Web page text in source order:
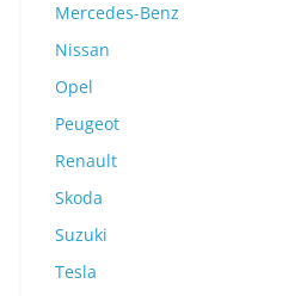
Mercedes-Benz
Nissan
Opel
Peugeot
Renault
Skoda
Suzuki
Tesla